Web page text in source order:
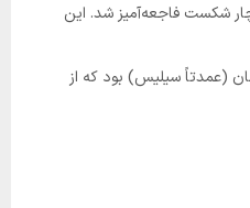
شکست فاجعه‌آمیز شد. این
(عمدتاً سیلیس) بود که از